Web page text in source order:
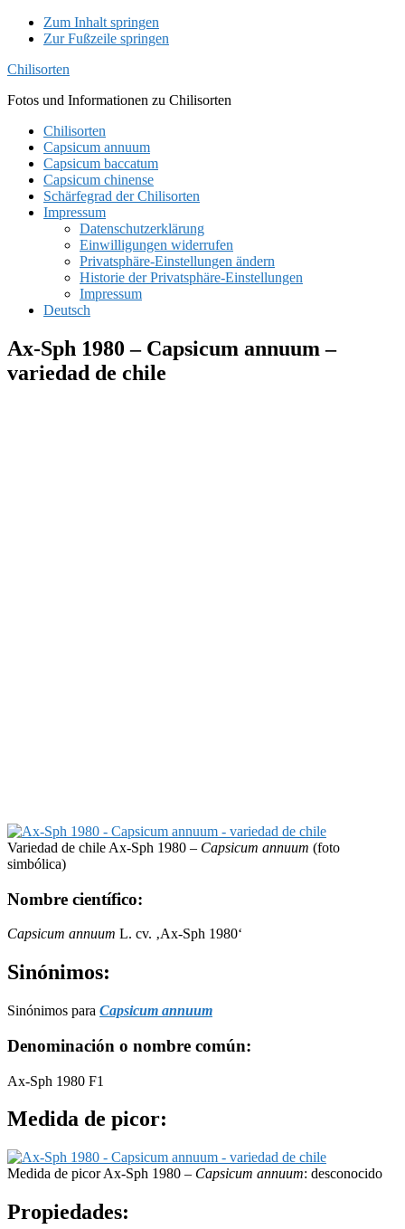
Zum Inhalt springen
Zur Fußzeile springen
Chilisorten
Fotos und Informationen zu Chilisorten
Chilisorten
Capsicum annuum
Capsicum baccatum
Capsicum chinense
Schärfegrad der Chilisorten
Impressum
Datenschutzerklärung
Einwilligungen widerrufen
Privatsphäre-Einstellungen ändern
Historie der Privatsphäre-Einstellungen
Impressum
Deutsch
Ax-Sph 1980 – Capsicum annuum –
variedad de chile
Variedad de chile Ax-Sph 1980 – Capsicum annuum (foto
simbólica)
Nombre científico:
Capsicum annuum L. cv. ‚Ax-Sph 1980‘
Sinónimos:
Sinónimos para Capsicum annuum
Denominación o nombre común:
Ax-Sph 1980 F1
Medida de picor:
Medida de picor Ax-Sph 1980 – Capsicum annuum: desconocido
Propiedades: